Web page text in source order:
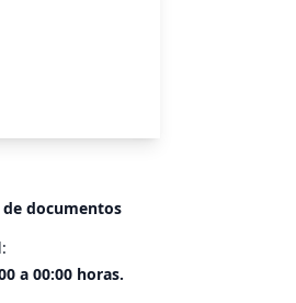
documentos
a 00:00 horas.